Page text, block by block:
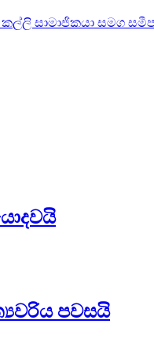
සාමාජිකයා සමග සමීප
පවසයි